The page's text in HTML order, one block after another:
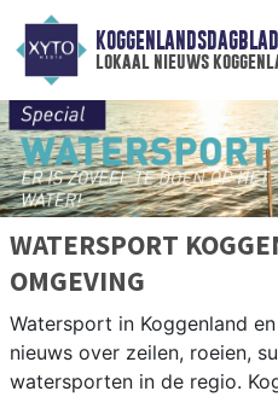
lokaal nieuws
WATERSPORT
OMGEVING
Watersport in Koggenland
nieuws over zeilen, roeien,
watersporten in de regio.